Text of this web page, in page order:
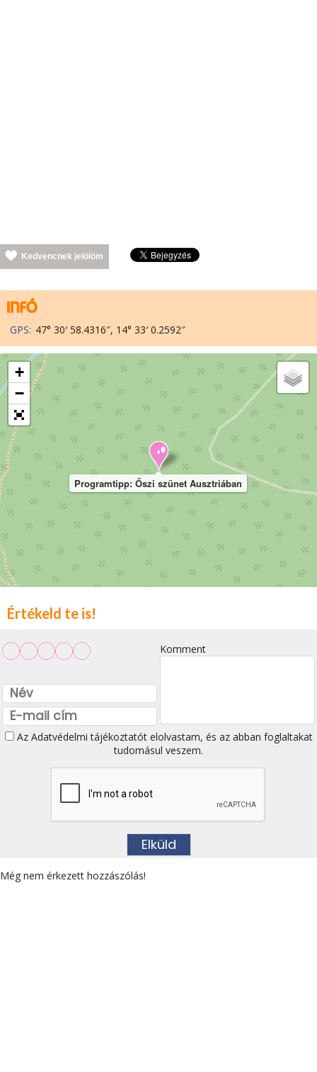
Kedvencnek jelölöm
GPS: 47° 30′ 58.4316″, 14° 33′ 0.2592″
Programtipp: Őszi szünet Ausztriában
+
−
Értékeld te is!
Komment
Az Adatvédelmi tájékoztatótelolvastam, és az abban foglaltakat
tudomásul veszem.
Még nem érkezett hozzászólás!